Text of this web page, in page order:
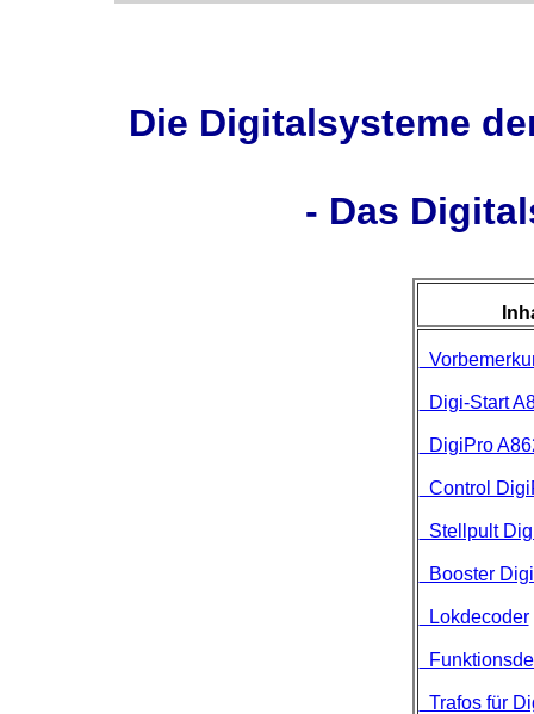
Die Digitalsysteme
- Das
Digi-Start
DigiPro
Control
Stellpult
Booster
Lokdecoder
Trafos für